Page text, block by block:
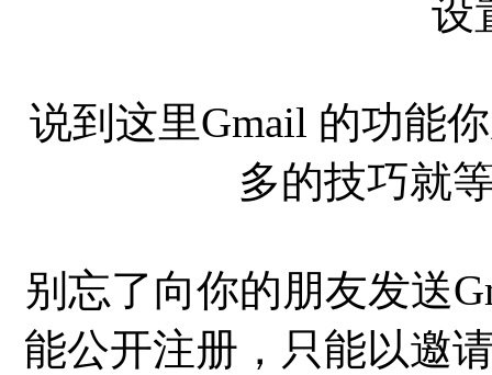
设
说到这里Gmail 的功能
多的技巧就
别忘了向你的朋友发送
能公开注册，只能以邀